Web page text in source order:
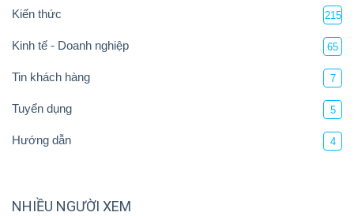
Kiến thức 215
Kinh tế - Doanh nghiệp 65
Tin khách hàng 7
Tuyển dụng 5
Hướng dẫn 4
NHIỀU NGƯỜI XEM